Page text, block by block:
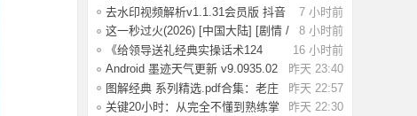
英双字
7 小时前
去水印视频解析v1.1.31会员版 抖音
等平台无
8 小时前
这一秒过火(2026) [中国大陆] [剧情 /
爱情
16 小时前
《给领导送礼经典实操话术124
条》：不踩红
昨天 23:40
Android 墨迹天气更新 v9.0935.02
去广告解
昨天 22:57
图解经典 系列精选.pdf合集：老庄
易经 风
昨天 22:30
关键20小时：从完全不懂到熟练掌